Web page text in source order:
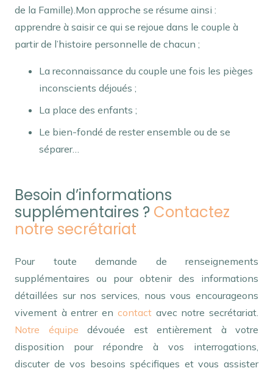
de la Famille).Mon approche se résume ainsi :
apprendre à saisir ce qui se rejoue dans le couple à
partir de l’histoire personnelle de chacun ;
La reconnaissance du couple une fois les pièges
inconscients déjoués ;
La place des enfants ;
Le bien-fondé de rester ensemble ou de se
séparer…
Besoin d’informations
supplémentaires ? Contactez
notre secrétariat
Pour toute demande de renseignements
supplémentaires ou pour obtenir des informations
détaillées sur nos services, nous vous encourageons
vivement à entrer en contactavec notre secrétariat.
Notre équipe dévouée est entièrement à votre
disposition pour répondre à vos interrogations,
discuter de vos besoins spécifiques et vous assister